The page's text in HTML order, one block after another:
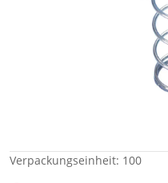
Verpackungseinheit: 100